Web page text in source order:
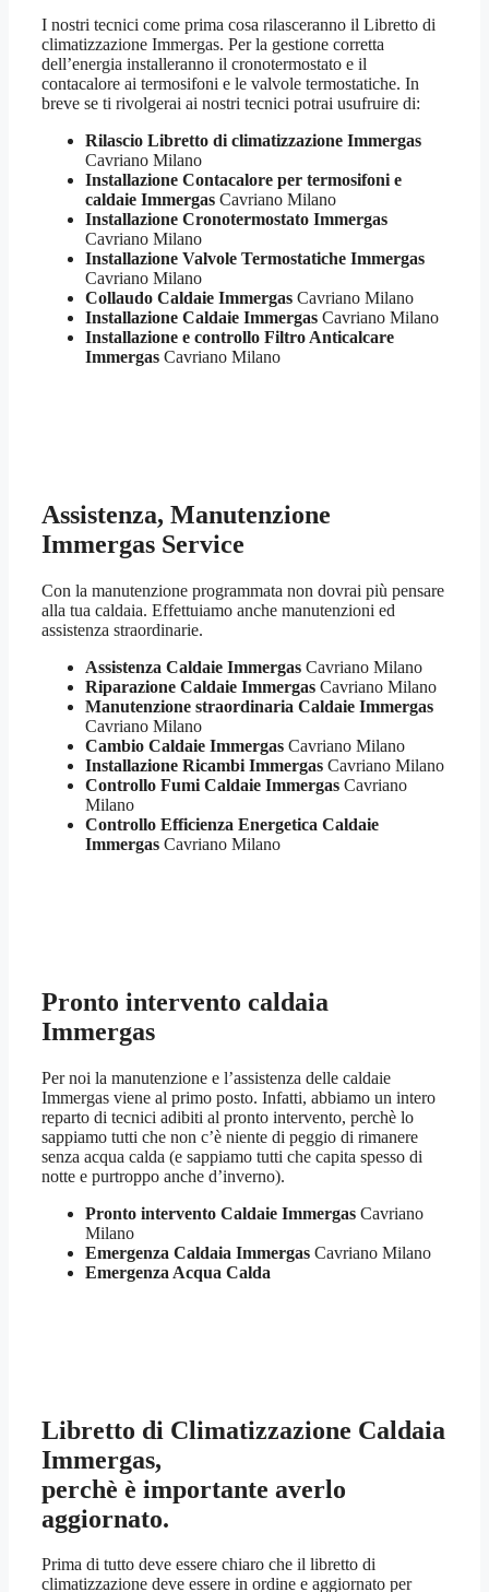
I nostri tecnici come prima cosa rilasceranno il Libretto di
climatizzazione Immergas. Per la gestione corretta
dell’energia installeranno il cronotermostato e il
contacalore ai termosifoni e le valvole termostatiche. In
breve se ti rivolgerai ai nostri tecnici potrai usufruire di:
Rilascio Libretto di climatizzazione Immergas
Cavriano Milano
Installazione Contacalore per termosifoni e
caldaie Immergas Cavriano Milano
Installazione Cronotermostato Immergas
Cavriano Milano
Installazione Valvole Termostatiche Immergas
Cavriano Milano
Collaudo Caldaie Immergas Cavriano Milano
Installazione Caldaie Immergas Cavriano Milano
Installazione e controllo Filtro Anticalcare
Immergas Cavriano Milano
Assistenza, Manutenzione
Immergas Service
Con la manutenzione programmata non dovrai più pensare
alla tua caldaia. Effettuiamo anche manutenzioni ed
assistenza straordinarie.
Assistenza Caldaie Immergas Cavriano Milano
Riparazione Caldaie Immergas Cavriano Milano
Manutenzione straordinaria Caldaie Immergas
Cavriano Milano
Cambio Caldaie Immergas Cavriano Milano
Installazione Ricambi Immergas Cavriano Milano
Controllo Fumi Caldaie Immergas Cavriano
Milano
Controllo Efficienza Energetica Caldaie
Immergas Cavriano Milano
Pronto intervento caldaia
Immergas
Per noi la manutenzione e l’assistenza delle caldaie
Immergas viene al primo posto. Infatti, abbiamo un intero
reparto di tecnici adibiti al pronto intervento, perchè lo
sappiamo tutti che non c’è niente di peggio di rimanere
senza acqua calda (e sappiamo tutti che capita spesso di
notte e purtroppo anche d’inverno).
Pronto intervento Caldaie Immergas Cavriano
Milano
Emergenza Caldaia Immergas Cavriano Milano
Emergenza Acqua Calda
Libretto di Climatizzazione Caldaia
Immergas,
perchè è importante averlo
aggiornato.
Prima di tutto deve essere chiaro che il libretto di
climatizzazione deve essere in ordine e aggiornato per